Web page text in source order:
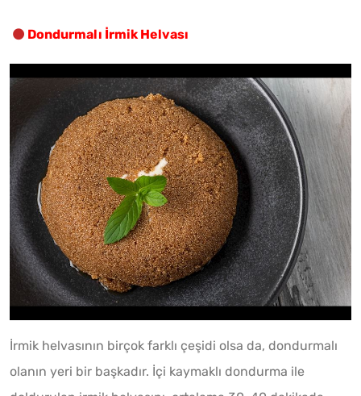
Dondurmalı İrmik Helvası
İrmik helvasının birçok farklı çeşidi olsa da, dondurmalı
olanın yeri bir başkadır. İçi kaymaklı dondurma ile